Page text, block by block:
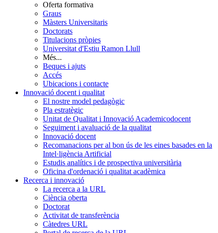
Oferta formativa
Graus
Màsters Universitaris
Doctorats
Titulacions pròpies
Universitat d'Estiu Ramon Llull
Més...
Beques i ajuts
Accés
Ubicacions i contacte
Innovació docent i qualitat
El nostre model pedagògic
Pla estratègic
Unitat de Qualitat i Innovació Academicodocent
Seguiment i avaluació de la qualitat
Innovació docent
Recomanacions per al bon ús de les eines basades en la
Intel·ligència Artificial
Estudis analítics i de prospectiva universitària
Oficina d'ordenació i qualitat acadèmica
Recerca i innovació
La recerca a la URL
Ciència oberta
Doctorat
Activitat de transferència
Càtedres URL